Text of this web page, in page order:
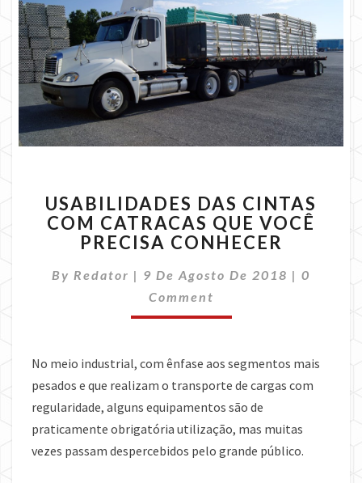
DAS
CINTAS
COM
QUE
VOCÊ
USABILIDADES DAS CINTAS
COM CATRACAS QUE VOCÊ
PRECISA CONHECER
By Redator | 9 De Agosto De 2018 | 0
Comment
No meio industrial, com ênfase aos segmentos mais
pesados e que realizam o transporte de cargas com
regularidade, alguns equipamentos são de
praticamente obrigatória utilização, mas muitas
vezes passam despercebidos pelo grande público.